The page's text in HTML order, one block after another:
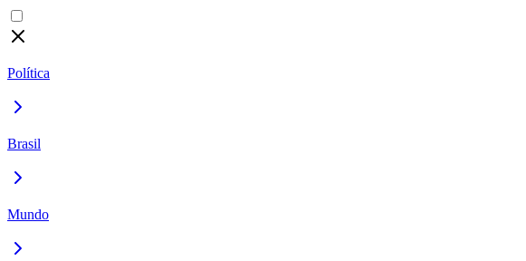
Política
Brasil
Mundo